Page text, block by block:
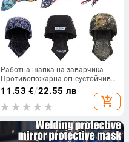
Работна шапка на заварчика
Противопожарна огнеустойчива
шапка за заваряване Защитни
шапки за заваряване Защитно
покритие за глава Защитна
11.53 €/22.55 лв
add_shopping_cart